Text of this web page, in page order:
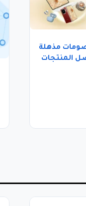
مذهلة
المنتجات